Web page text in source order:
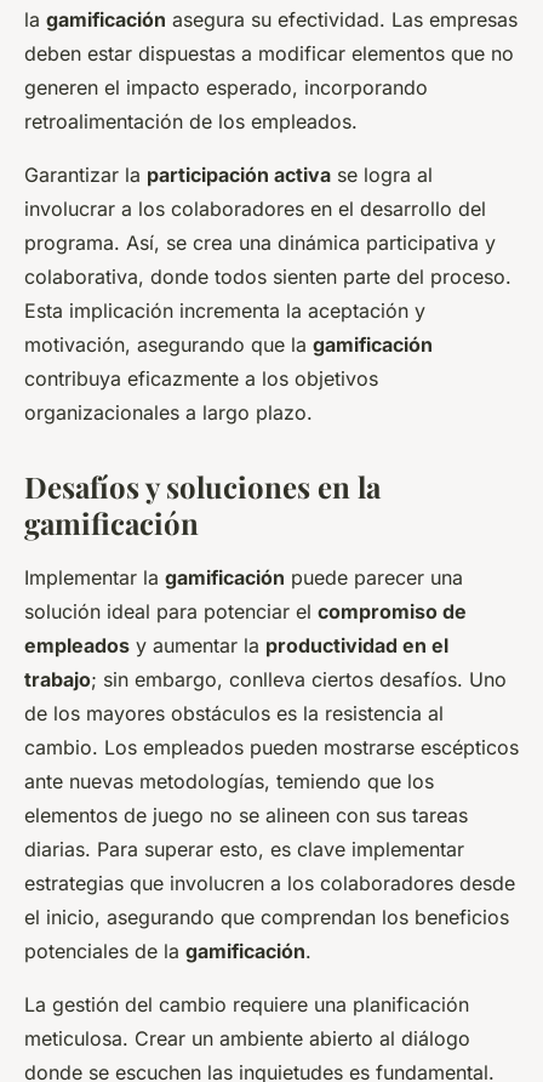
la gamificación asegura su efectividad. Las empresas
deben estar dispuestas a modificar elementos que no
generen el impacto esperado, incorporando
retroalimentación de los empleados.
Garantizar la participación activa se logra al
involucrar a los colaboradores en el desarrollo del
programa. Así, se crea una dinámica participativa y
colaborativa, donde todos sienten parte del proceso.
Esta implicación incrementa la aceptación y
motivación, asegurando que la gamificación
contribuya eficazmente a los objetivos
organizacionales a largo plazo.
Desafíos y soluciones en la
gamificación
Implementar la gamificación puede parecer una
solución ideal para potenciar el compromiso de
empleados y aumentar la productividad en el
trabajo; sin embargo, conlleva ciertos desafíos. Uno
de los mayores obstáculos es la resistencia al
cambio. Los empleados pueden mostrarse escépticos
ante nuevas metodologías, temiendo que los
elementos de juego no se alineen con sus tareas
diarias. Para superar esto, es clave implementar
estrategias que involucren a los colaboradores desde
el inicio, asegurando que comprendan los beneficios
potenciales de la gamificación.
La gestión del cambio requiere una planificación
meticulosa. Crear un ambiente abierto al diálogo
donde se escuchen las inquietudes es fundamental.